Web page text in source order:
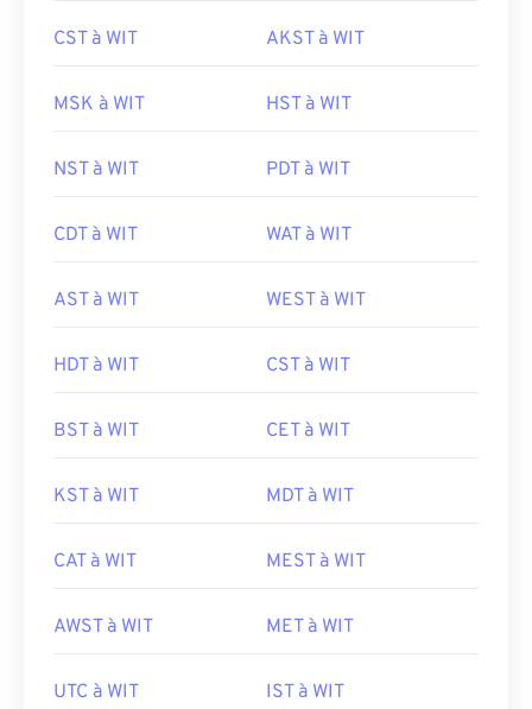
CST à WIT AKST à WIT
MSK à WIT HST à WIT
NST à WIT PDT à WIT
CDT à WIT WAT à WIT
AST à WIT WEST à WIT
HDT à WIT CST à WIT
BST à WIT CET à WIT
KST à WIT MDT à WIT
CAT à WIT MEST à WIT
AWST à WIT MET à WIT
UTC à WIT IST à WIT